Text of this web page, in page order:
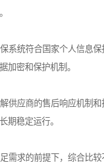
系统符合国家个人信息保
加密和保护机制。
供应商的售后响应机制
期稳定运行。
需求的前提下，综合比